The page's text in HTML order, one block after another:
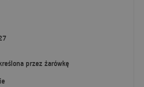
przez żarówkę